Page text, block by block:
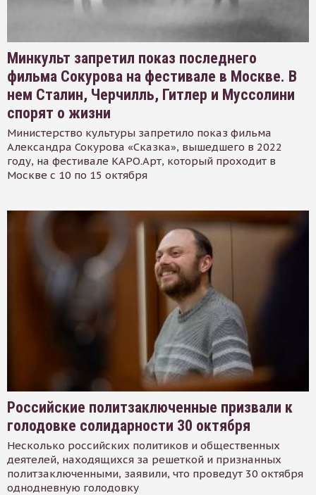
Минкульт запретил показ последнего
фильма Сокурова на фестивале в Москве. В
нем Сталин, Черчилль, Гитлер и Муссолини
спорят о жизни
Министерство культуры запретило показ фильма
Александра Сокурова «Сказка», вышедшего в 2022
году, на фестивале КАРО.Арт, который проходит в
Москве с 10 по 15 октября
Российские политзаключенные призвали к
голодовке солидарности 30 октября
Несколько российских политиков и общественных
деятелей, находящихся за решеткой и признанных
политзаключенными, заявили, что проведут 30 октября
однодневную голодовку